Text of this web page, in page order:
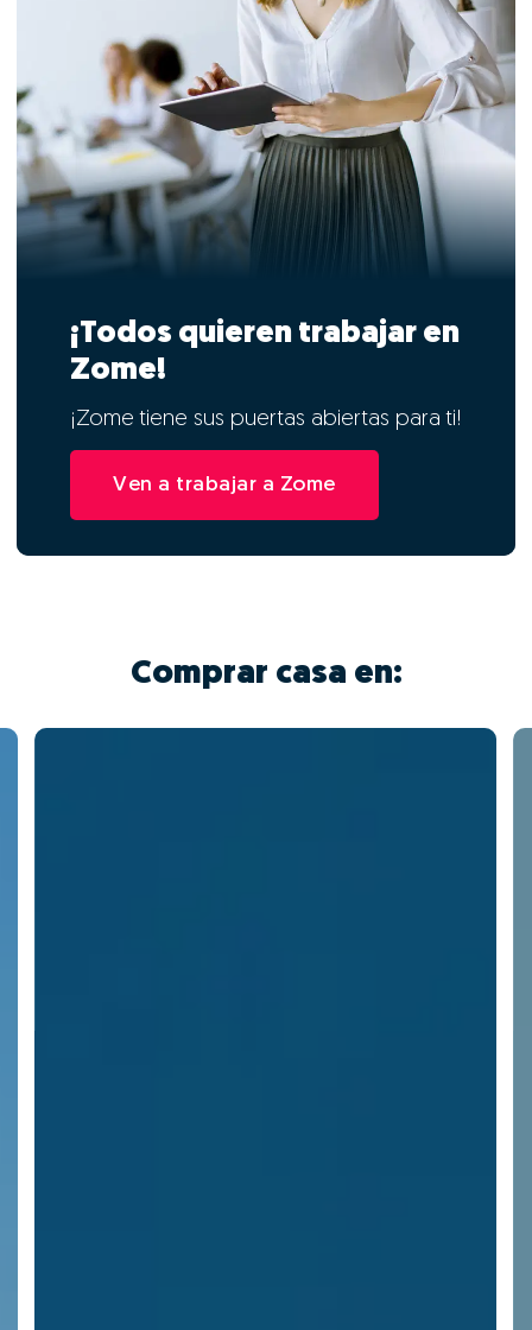
¡Todos quieren trabajar en
Zome!
¡Zome tiene sus puertas abiertas para ti!
Ven a trabajar a Zome
Comprar casa en: